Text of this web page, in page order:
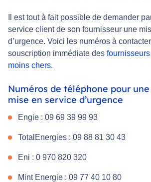
Il est tout à fait possible de demander
service client de son fournisseur une
d’urgence. Voici les numéros à
souscription immédiate des
moins chers.
Numéros de téléphone pour
mise en service d’urgence
Engie : 09 69 39 99 93
TotalEnergies : 09 88 81 30 43
Eni : 0 970 820 320
Mint Energie : 09 77 40 10 80